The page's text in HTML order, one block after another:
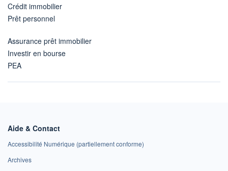
Crédit immobilier
Prêt personnel
Assurance prêt immobilier
Investir en bourse
PEA
Aide & Contact
Accessibilité Numérique (partiellement conforme)
Archives